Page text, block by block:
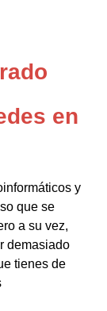
en
y
que se
a su vez,
demasiado
tienes de